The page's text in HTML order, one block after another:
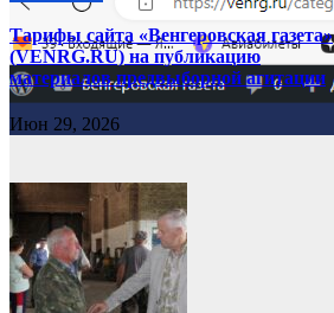
Тарифы сайта «Венгеровская газета»
(VENRG.RU) на публикацию
материалов предвыборной агитации
Июн 29, 2026